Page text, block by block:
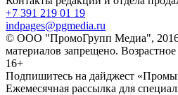
+7 391 219 01 19
indpages@pgmedia.ru
© ООО "ПромоГрупп Медиа",
материалов запрещено.
16+
Подпишитесь на дайджест
Ежемесячная рассылка для